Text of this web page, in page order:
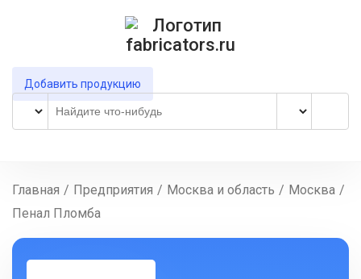
Добавить продукцию
Главная / Предприятия / Москва и область / Москва /
Пенал Пломба